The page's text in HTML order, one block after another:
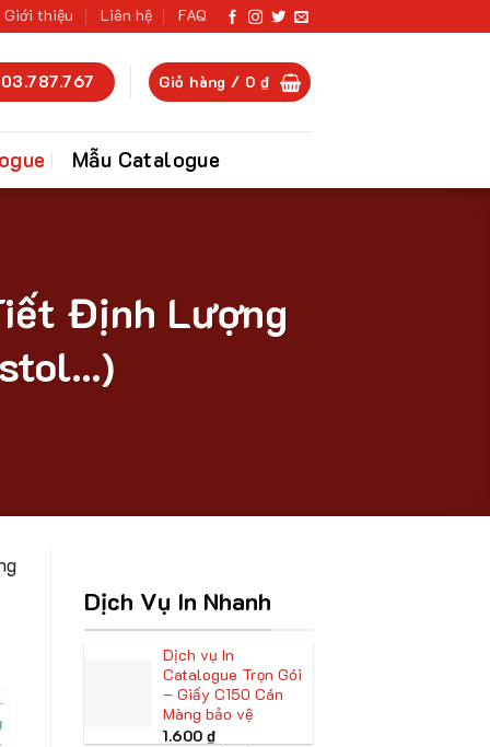
Giới thiệu Liên hệ FAQ
Giỏ hàng / 0 ₫
Mẫu Catalogue
Định Lượng
Dịch Vụ In Nhanh
Dịch vụ In
Catalogue Trọn Gói
– Giấy C150 Cán
Màng bảo vệ
1.600 ₫